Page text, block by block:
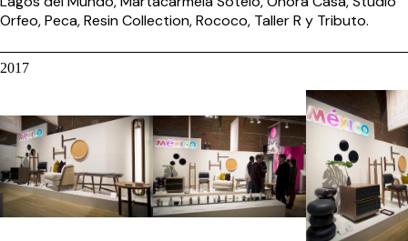
Orfeo, Peca, Resin Collection, Rococo, Taller R y Tributo.
2017